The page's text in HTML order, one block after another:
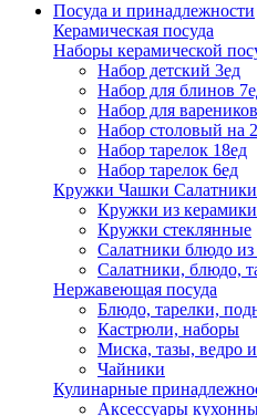
Посуда и принадлежности
Керамическая посуда
Наборы керамической
Набор детский 3ед
Набор для блинов
Набор для
Набор столовый на
Набор тарелок 18ед
Набор тарелок 6ед
Кружки Чашки Салатники
Кружки из керамики
Кружки стеклянные
Салатники блюдо из
Салатники, блюдо,
Нержавеющая посуда
Блюдо, тарелки,
Кастрюли, наборы
Миска, тазы, ведро
Чайники
Кулинарные
Аксессуары